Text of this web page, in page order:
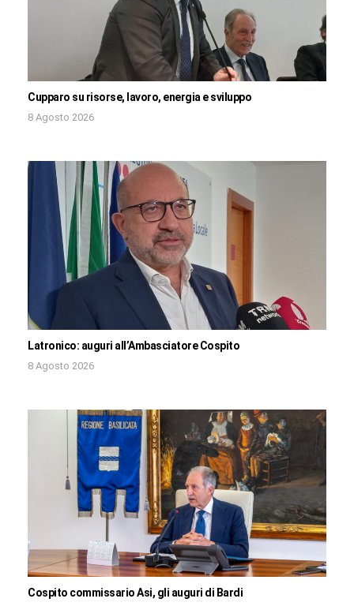
Cupparo su risorse, lavoro, energia e sviluppo
8 Agosto 2026
Latronico: auguri all’Ambasciatore Cospito
8 Agosto 2026
Cospito commissario Asi, gli auguri di Bardi